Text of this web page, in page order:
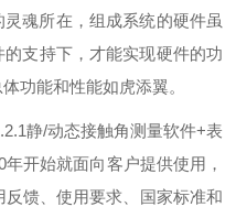
魂所在，组成系统的硬件虽
支持下，才能实现硬件的功
功能和性能如虎添翼。
静/动态接触角测量软件+表
开始就面向客户提供使用，
馈、使用要求、国家标准和